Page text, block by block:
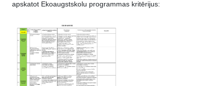
apskatot Ekoaugstskolu programmas kritērijus: